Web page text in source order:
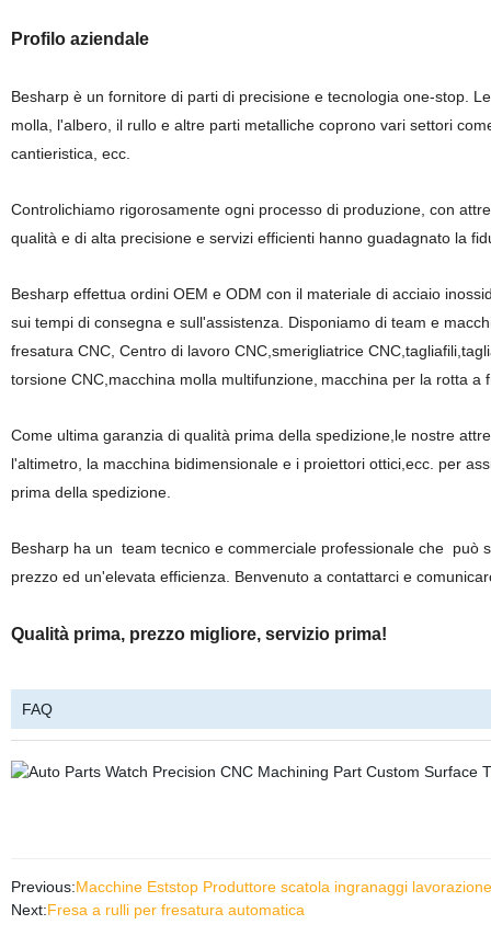
Profilo aziendale
Besharp è un fornitore di parti di precisione e tecnologia one-stop.
molla, l'albero, il rullo e altre parti metalliche coprono vari settori
cantieristica, ecc.
Controlichiamo rigorosamente ogni processo di produzione, con
qualità e di alta precisione e servizi efficienti hanno guadagnato la
Besharp effettua ordini OEM e ODM con il materiale di acciaio
sui tempi di consegna e sull'assistenza. Disponiamo di team e
fresatura CNC, Centro di lavoro CNC,smerigliatrice
torsione CNC,macchina molla multifunzione, macchina per la rotta a
Comeultima garanzia di qualità prima della spedizione, le nostre
l'altimetro, la macchina bidimensionale e i proiettori ottici,ecc. per
prima della spedizione.
Besharp ha un team tecnico e commerciale professionale che può
prezzo ed un'elevata efficienza. Benvenuto a contattarci e
Qualità prima, prezzo migliore, servizio prima!
FAQ
Previous:Macchine Eststop Produttore scatola ingranaggi
Next:Fresa a rulli per fresatura automatica